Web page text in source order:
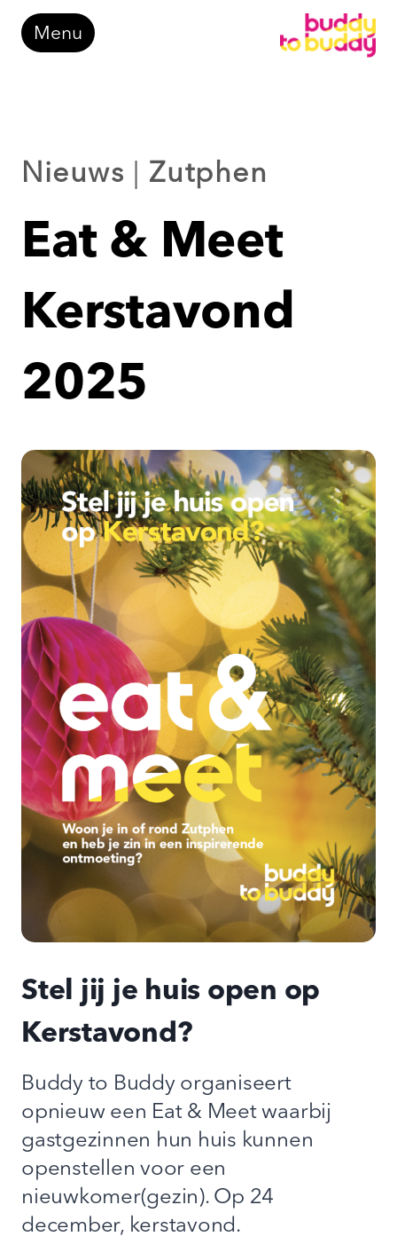
Doorgaan
naarMenu
Nieuws Zutphen
Eat & Meet
Kerstavond
2025
Stel jij je huis open op
Kerstavond?
Buddy to Buddy organiseert
opnieuw een Eat & Meet waarbij
gastgezinnen hun huis kunnen
openstellen voor een
nieuwkomer(gezin). Op 24
december, kerstavond.